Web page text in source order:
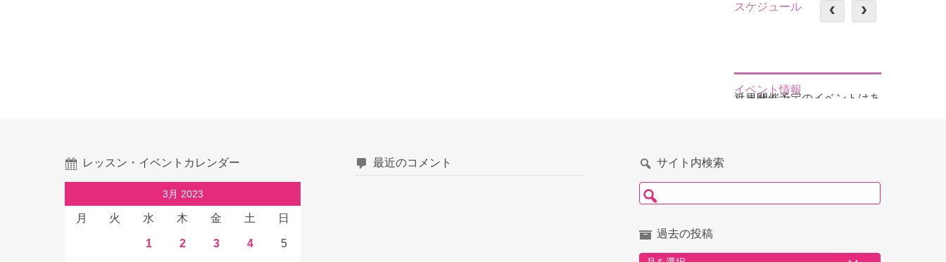
スケジュール
イベント情報
近日開催予定のイベントはありません
レッスン・イベントカレンダー
3月 2023
月 火 水 木 金 土 日
1 2 3 4 5
最近のコメント サイト内検索
検索:
過去の投稿
過去の投稿